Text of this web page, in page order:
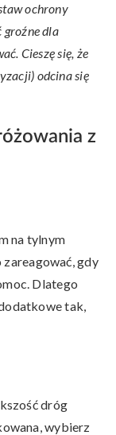
ochrony
groźne dla
Cieszę się, że
) odcina się
z
na tylnym
zareagować, gdy
Dlatego
tak,
dróg
wybierz